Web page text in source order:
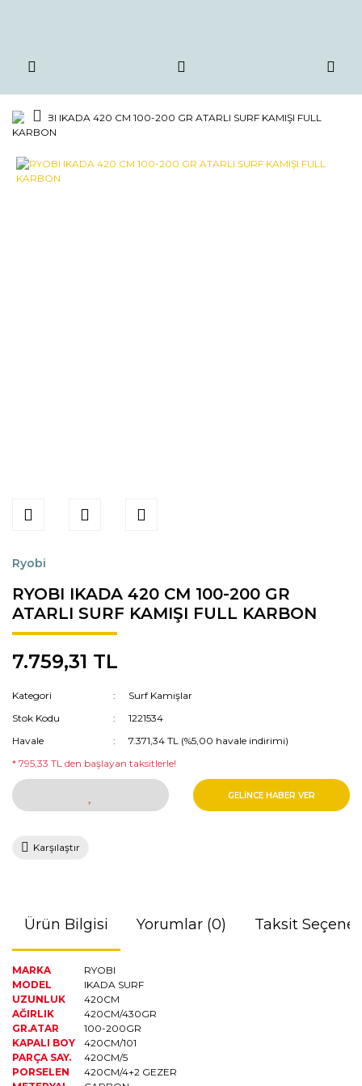
Ryobi
RYOBI IKADA 420 CM 100-200 GR
ATARLI SURF KAMIŞI FULL KARBON
7.759,31 TL
Kategori
Surf Kamışlar
Stok Kodu
1221534
Havale
7.371,34 TL (%5,00 havale indirimi)
* 795,33 TL den başlayan taksitlerle!
GELİNCE HABER VER
Karşılaştır
Ürün Bilgisi Yorumlar (0) Taksit
MARKA
RYOBI
MODEL
IKADA SURF
UZUNLUK
420CM
AĞIRLIK
420CM/430GR
GR.ATAR
100-200GR
KAPALI BOY
420CM/101
PARÇA SAY.
420CM/5
PORSELEN
420CM/4+2 GEZER